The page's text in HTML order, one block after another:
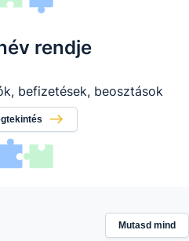
rendje
befizetések, beosztások
Mutasd mind